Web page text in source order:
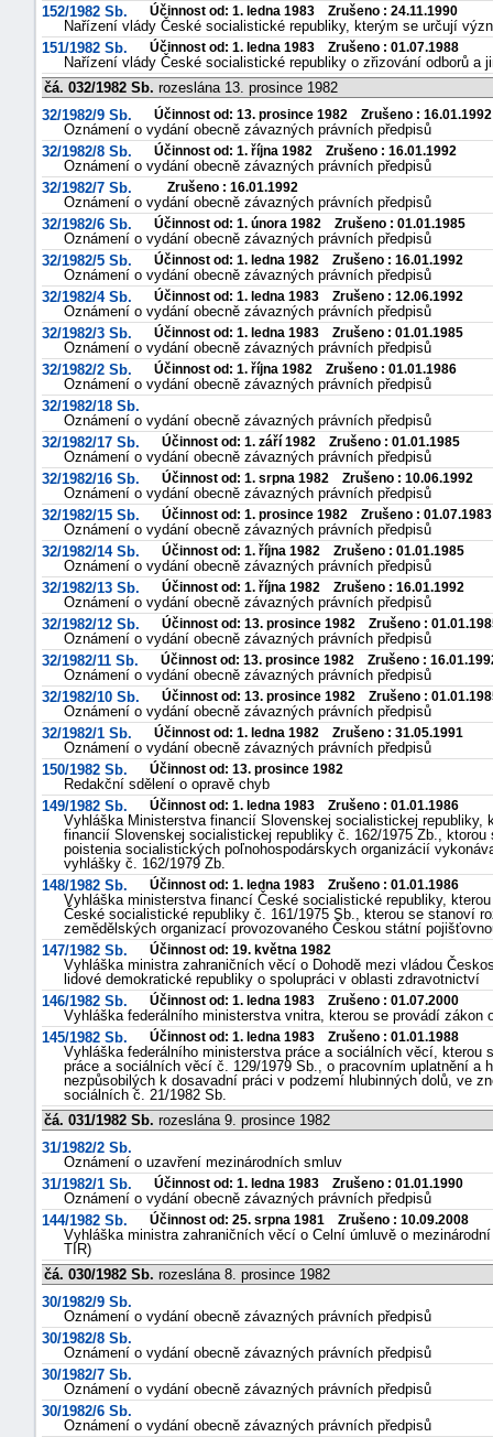
152/1982 Sb.
Účinnost od: 1. ledna 1983 Zrušeno : 24.11.1990
Nařízení vlády České socialistické republiky, kterým se určují
151/1982 Sb.
Účinnost od: 1. ledna 1983 Zrušeno : 01.07.1988
Nařízení vlády České socialistické republiky o zřizování odborů a
čá. 032/1982 Sb. rozeslána 13. prosince 1982
32/1982/9 Sb.
Účinnost od: 13. prosince 1982 Zrušeno : 16.01.1992
Oznámení o vydání obecně závazných právních předpisů
32/1982/8 Sb.
Účinnost od: 1. října 1982 Zrušeno : 16.01.1992
Oznámení o vydání obecně závazných právních předpisů
32/1982/7 Sb.
Zrušeno : 16.01.1992
Oznámení o vydání obecně závazných právních předpisů
32/1982/6 Sb.
Účinnost od: 1. února 1982 Zrušeno : 01.01.1985
Oznámení o vydání obecně závazných právních předpisů
32/1982/5 Sb.
Účinnost od: 1. ledna 1982 Zrušeno : 16.01.1992
Oznámení o vydání obecně závazných právních předpisů
32/1982/4 Sb.
Účinnost od: 1. ledna 1983 Zrušeno : 12.06.1992
Oznámení o vydání obecně závazných právních předpisů
32/1982/3 Sb.
Účinnost od: 1. ledna 1983 Zrušeno : 01.01.1985
Oznámení o vydání obecně závazných právních předpisů
32/1982/2 Sb.
Účinnost od: 1. října 1982 Zrušeno : 01.01.1986
Oznámení o vydání obecně závazných právních předpisů
32/1982/18 Sb.
Oznámení o vydání obecně závazných právních předpisů
32/1982/17 Sb.
Účinnost od: 1. září 1982 Zrušeno : 01.01.1985
Oznámení o vydání obecně závazných právních předpisů
32/1982/16 Sb.
Účinnost od: 1. srpna 1982 Zrušeno : 10.06.1992
Oznámení o vydání obecně závazných právních předpisů
32/1982/15 Sb.
Účinnost od: 1. prosince 1982 Zrušeno : 01.07.1983
Oznámení o vydání obecně závazných právních předpisů
32/1982/14 Sb.
Účinnost od: 1. října 1982 Zrušeno : 01.01.1985
Oznámení o vydání obecně závazných právních předpisů
32/1982/13 Sb.
Účinnost od: 1. října 1982 Zrušeno : 16.01.1992
Oznámení o vydání obecně závazných právních předpisů
32/1982/12 Sb.
Účinnost od: 13. prosince 1982 Zrušeno :
Oznámení o vydání obecně závazných právních předpisů
32/1982/11 Sb.
Účinnost od: 13. prosince 1982 Zrušeno :
Oznámení o vydání obecně závazných právních předpisů
32/1982/10 Sb.
Účinnost od: 13. prosince 1982 Zrušeno :
Oznámení o vydání obecně závazných právních předpisů
32/1982/1 Sb.
Účinnost od: 1. ledna 1982 Zrušeno : 31.05.1991
Oznámení o vydání obecně závazných právních předpisů
150/1982 Sb.
Účinnost od: 13. prosince 1982
Redakční sdělení o opravě chyb
149/1982 Sb.
Účinnost od: 1. ledna 1983 Zrušeno : 01.01.1986
Vyhláška Ministerstva financií Slovenskej socialistickej republiky,
financií Slovenskej socialistickej republiky č. 162/1975 Zb.,
poistenia socialistických poľnohospodárskych organizácií
vyhlášky č. 162/1979 Zb.
148/1982 Sb.
Účinnost od: 1. ledna 1983 Zrušeno : 01.01.1986
Vyhláška ministerstva financí České socialistické republiky,
České socialistické republiky č. 161/1975 Sb., kterou se stanoví
zemědělských organizací provozovaného Českou státní
147/1982 Sb.
Účinnost od: 19. května 1982
Vyhláška ministra zahraničních věcí o Dohodě mezi vládou
lidové demokratické republiky o spolupráci v oblasti zdravotnictví
146/1982 Sb.
Účinnost od: 1. ledna 1983 Zrušeno : 01.07.2000
Vyhláška federálního ministerstva vnitra, kterou se provádí zákon
145/1982 Sb.
Účinnost od: 1. ledna 1983 Zrušeno : 01.01.1988
Vyhláška federálního ministerstva práce a sociálních věcí, kterou
práce a sociálních věcí č. 129/1979 Sb., o pracovním uplatnění a
nezpůsobilých k dosavadní práci v podzemí hlubinných dolů, ve
sociálních č. 21/1982 Sb.
čá. 031/1982 Sb. rozeslána 9. prosince 1982
31/1982/2 Sb.
Oznámení o uzavření mezinárodních smluv
31/1982/1 Sb.
Účinnost od: 1. ledna 1983 Zrušeno : 01.01.1990
Oznámení o vydání obecně závazných právních předpisů
144/1982 Sb.
Účinnost od: 25. srpna 1981 Zrušeno : 10.09.2008
Vyhláška ministra zahraničních věcí o Celní úmluvě o
TIR)
čá. 030/1982 Sb. rozeslána 8. prosince 1982
30/1982/9 Sb.
Oznámení o vydání obecně závazných právních předpisů
30/1982/8 Sb.
Oznámení o vydání obecně závazných právních předpisů
30/1982/7 Sb.
Oznámení o vydání obecně závazných právních předpisů
30/1982/6 Sb.
Oznámení o vydání obecně závazných právních předpisů